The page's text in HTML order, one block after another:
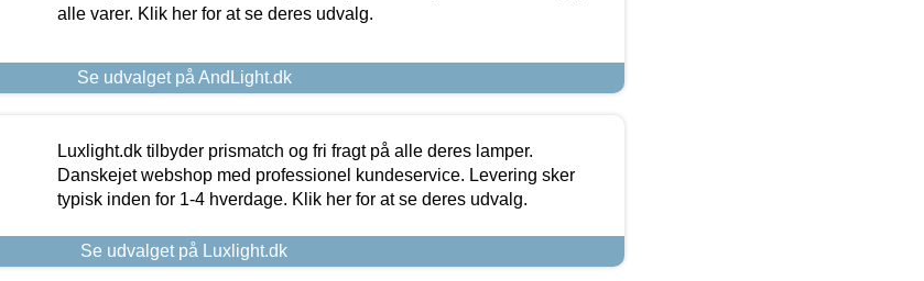
alle varer. Klik her for at se deres udvalg.
Se udvalget på AndLight.dk
Luxlight.dk tilbyder prismatch og fri fragt på alle deres lamper.
Danskejet webshop med professionel kundeservice. Levering sker
typisk inden for 1-4 hverdage. Klik her for at se deres udvalg.
Se udvalget på Luxlight.dk